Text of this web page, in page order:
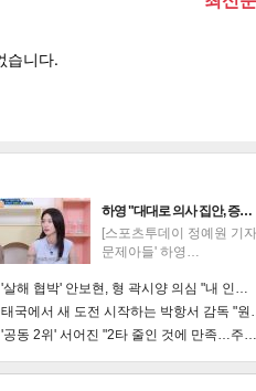
하영 "대대로 의사 집안, 증…
[스포츠투데이 정예원 기
문제아들' 하영…
'살해 협박' 안보현, 형 곽시양 의심 "내 인…
태국에서 새 도전 시작하는 박항서 감독 "
'공동 2위' 서어진 "2타 줄인 것에 만족…주…